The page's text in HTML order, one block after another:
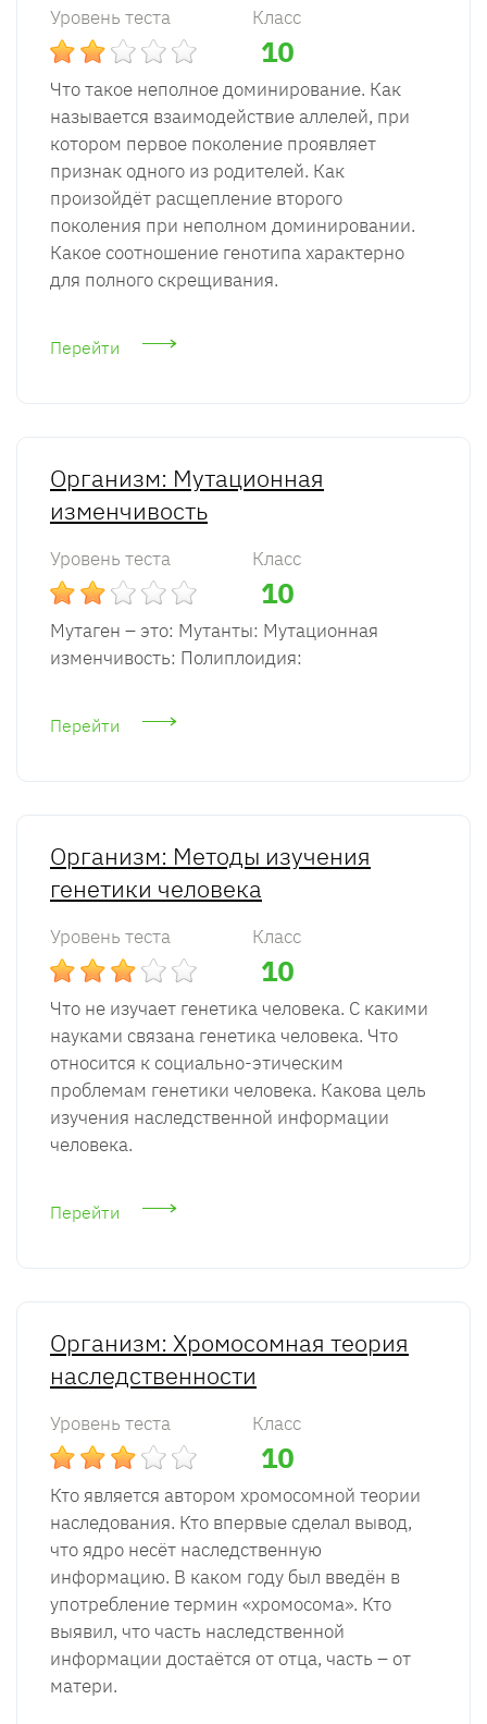
Уровень теста Класс
10
Что такое неполное доминирование. Как
называется взаимодействие аллелей, при
котором первое поколение проявляет
признак одного из родителей. Как
произойдёт расщепление второго
поколения при неполном доминировании.
Какое соотношение генотипа характерно
для полного скрещивания.
Перейти
Организм: Мутационная
изменчивость
Уровень теста Класс
10
Мутаген – это: Мутанты: Мутационная
изменчивость: Полиплоидия:
Перейти
Организм: Методы изучения
генетики человека
Уровень теста Класс
10
Что не изучает генетика человека. С какими
науками связана генетика человека. Что
относится к социально-этическим
проблемам генетики человека. Какова цель
изучения наследственной информации
человека.
Перейти
Организм: Хромосомная теория
наследственности
Уровень теста Класс
10
Кто является автором хромосомной теории
наследования. Кто впервые сделал вывод,
что ядро несёт наследственную
информацию. В каком году был введён в
употребление термин «хромосома». Кто
выявил, что часть наследственной
информации достаётся от отца, часть – от
матери.